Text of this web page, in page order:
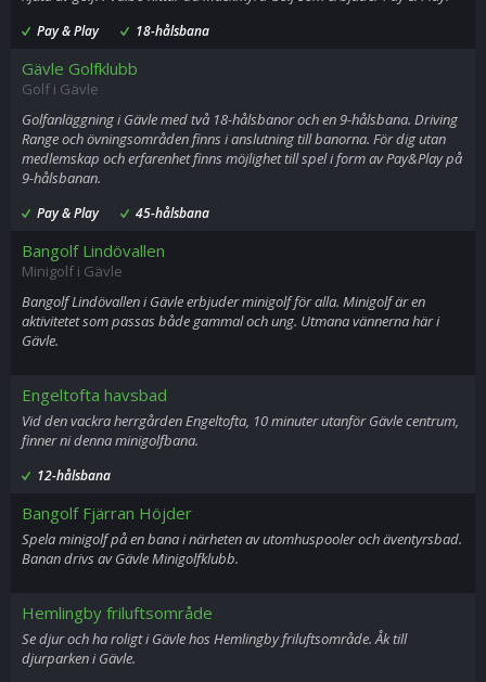
Pay & Play 18-hålsbana
Gävle Golfklubb
Golf i Gävle
Golfanläggning i Gävle med två 18-hålsbanor och en 9-hålsbana. Driving
Range och övningsområden finns i anslutning till banorna. För dig utan
medlemskap och erfarenhet finns möjlighet till spel i form av Pay&Play på
9-hålsbanan.
Pay & Play 45-hålsbana
Bangolf Lindövallen
Minigolf i Gävle
Bangolf Lindövallen i Gävle erbjuder minigolf för alla. Minigolf är en
aktivitetet som passas både gammal och ung. Utmana vännerna här i
Gävle.
Engeltofta havsbad
Vid den vackra herrgården Engeltofta, 10 minuter utanför Gävle centrum,
finner ni denna minigolfbana.
12-hålsbana
Bangolf Fjärran Höjder
Spela minigolf på en bana i närheten av utomhuspooler och äventyrsbad.
Banan drivs av Gävle Minigolfklubb.
Hemlingby friluftsområde
Se djur och ha roligt i Gävle hos Hemlingby friluftsområde. Åk till
djurparken i Gävle.